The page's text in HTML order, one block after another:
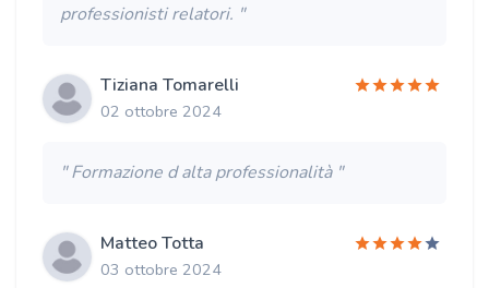
professionisti relatori. "
Tiziana Tomarelli
02 ottobre 2024
" Formazione d alta professionalità "
Matteo Totta
03 ottobre 2024